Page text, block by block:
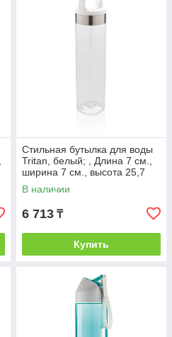
Стильная бутылка для воды
Tritan, белый; , Длина 7 см.,
ширина 7 см., высота 25,7
см., диаметр 6,6 см.,
В наличии
6 713 ₸
Купить